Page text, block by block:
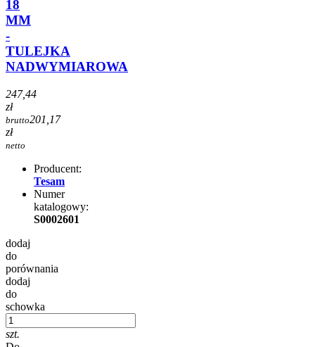
18
MM
-
TULEJKA
NADWYMIAROWA
247,44
zł
brutto201,17
zł
netto
Producent:
Tesam
Numer
katalogowy:
S0002601
dodaj
do
porównania
dodaj
do
schowka
szt.